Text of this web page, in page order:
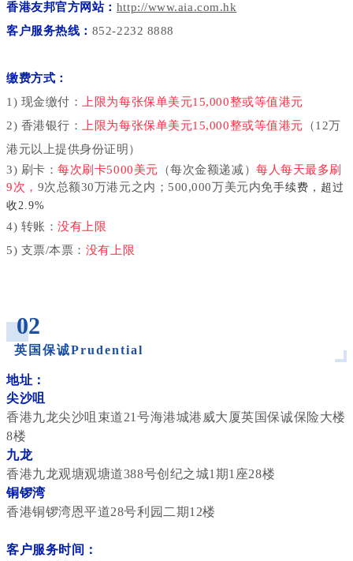
香港友邦官方网站： http://www.aia.com.hk
客户服务热线： 852-2232 8888
缴费方式：
1) 现金缴付：上限为每张保单美元15,000整或等值港元
2) 香港银行：上限为每张保单美元15,000整或等值港元 （12万
港元以上提供身份证明）
3) 刷卡：每次刷卡5000美元 （每次金额递减）每人每天最多刷
9次， 9次总额30万港元之内；500,000万美元内免手续费，超过
收2.9%
4) 转账：没有上限
5) 支票/本票： 没有上限
02
英国保诚Prudential
地址：
尖沙咀
香港九龙尖沙咀束道21号海港城港威大厦英国保诚保险大楼
8楼
九龙
香港九龙观塘观塘道388号创纪之城1期1座28楼
铜锣湾
香港铜锣湾恩平道28号利园二期12楼
客户服务时间：